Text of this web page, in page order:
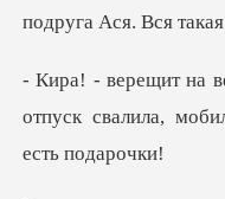
подруга А
отпуск свалила,